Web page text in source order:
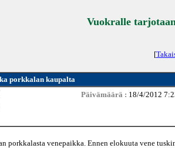
Vuokralle
[
porkkalan kaupalta
Päivämäärä : 18/4/2012
porkkalasta venepaikka. Ennen elokuuta vene